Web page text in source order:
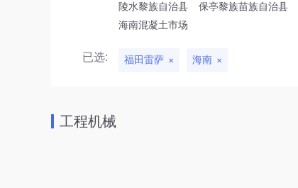
陵水黎族自治县
保亭黎族苗族自治县
海南混凝土市场
已选: 福田雷萨 海南
工程机械